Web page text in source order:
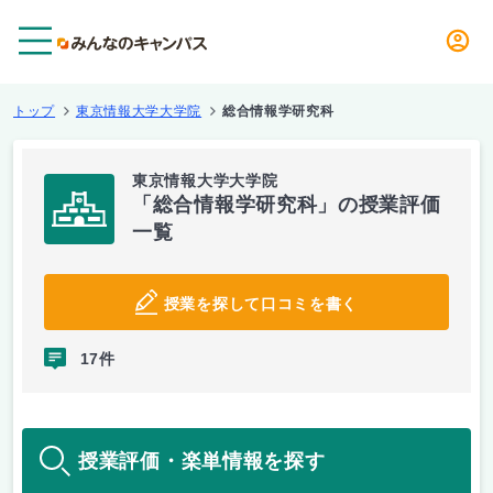
トップ 東京情報大学大学院 総合情報学研究科
東京情報大学大学院
「総合情報学研究科」の授業評価
一覧
授業を探して口コミを書く
17件
授業評価・楽単情報を探す